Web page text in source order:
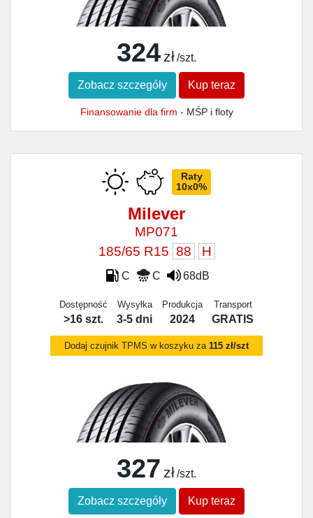
324 zł /szt.
Zobacz szczegóły Kup teraz
Finansowanie dla firm - MŚP i floty
Raty
10x0%
Milever
MP071
185/65 R15 88 H
C C 68dB
Dostępność
>16 szt.
Wysyłka
3-5 dni
Produkcja
2024
Transport
GRATIS
Dodaj czujnik TPMS w koszyku za 115 zł/szt
327 zł /szt.
Zobacz szczegóły Kup teraz